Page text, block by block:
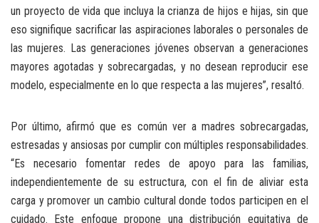
un proyecto de vida que incluya la crianza de hijos e hijas, sin que
eso signifique sacrificar las aspiraciones laborales o personales de
las mujeres. Las generaciones jóvenes observan a generaciones
mayores agotadas y sobrecargadas, y no desean reproducir ese
modelo, especialmente en lo que respecta a las mujeres”, resaltó.
Por último, afirmó que es común ver a madres sobrecargadas,
estresadas y ansiosas por cumplir con múltiples responsabilidades.
“Es necesario fomentar redes de apoyo para las familias,
independientemente de su estructura, con el fin de aliviar esta
carga y promover un cambio cultural donde todos participen en el
cuidado. Este enfoque propone una distribución equitativa de